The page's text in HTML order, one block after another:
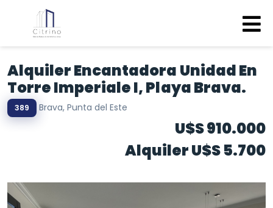
Alquiler Encantadora Unidad En
Torre Imperiale I, Playa Brava.
389 Brava, Punta del Este
U$S 910.000
Alquiler U$S 5.700